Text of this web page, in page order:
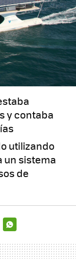
y contaba
utilizando
un sistema
de